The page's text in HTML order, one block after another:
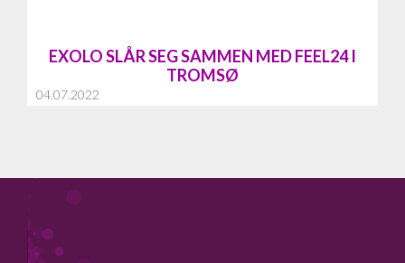
EXOLO SLÅR SEG SAMMEN MED FEEL24 I
TROMSØ
04.07.2022